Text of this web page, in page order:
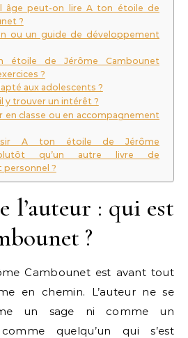
âge peut-on lire A ton étoile de
?
ou un guide de développement
étoile de Jérôme Cambounet
?
aux adolescents ?
y trouver un intérêt ?
en classe ou en accompagnement
A ton étoile de Jérôme
qu’un autre livre de
?
l’auteur : qui est
?
Cambounet est avant tout
en chemin. L’auteur ne se
un sage ni comme un
quelqu’un qui s’est